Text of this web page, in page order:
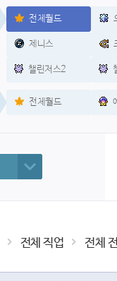
전체월드
제니스
챌린저스2
전체월드
전체 직업 전체